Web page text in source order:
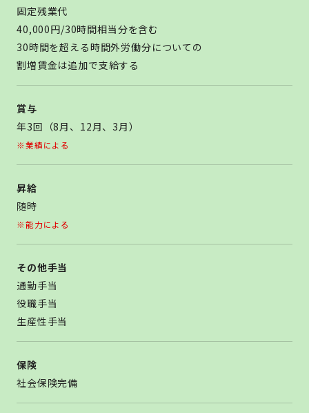
固定残業代
40,000円/30時間相当分を含む
30時間を超える時間外労働分についての
割増賃金は追加で支給する
賞与
年3回（8月、12月、3月）
※業績による
昇給
随時
※能力による
その他手当
通勤手当
役職手当
生産性手当
保険
社会保険完備